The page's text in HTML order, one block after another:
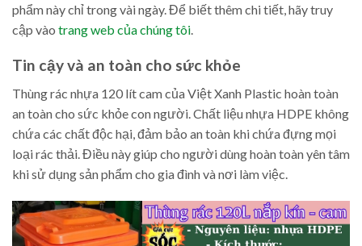
phẩm này chỉ trong vài ngày. Để biết thêm chi tiết, hãy truy
cập vào trang web của chúng tôi
Tin cậy và an toàn cho sức khỏe
Thùng rác nhựa 120 lít cam của Việt Xanh Plastic hoàn toàn
an toàn cho sức khỏe con người. Chất liệu nhựa HDPE không
chứa các chất độc hại, đảm bảo an toàn khi chứa đựng mọi
loại rác thải. Điều này giúp cho người dùng hoàn toàn yên tâm
khi sử dụng sản phẩm cho gia đình và nơi làm việc.